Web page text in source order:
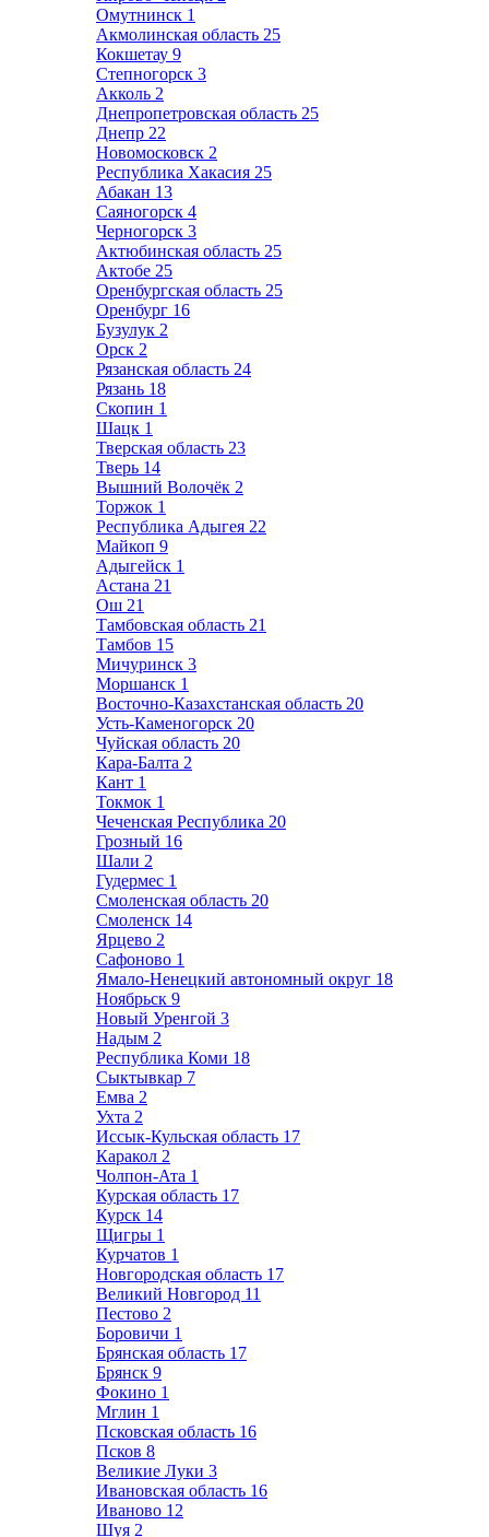
Омутнинск 1
Акмолинская область 25
Кокшетау 9
Степногорск 3
Акколь 2
Днепропетровская область 25
Днепр 22
Новомосковск 2
Республика Хакасия 25
Абакан 13
Саяногорск 4
Черногорск 3
Актюбинская область 25
Актобе 25
Оренбургская область 25
Оренбург 16
Бузулук 2
Орск 2
Рязанская область 24
Рязань 18
Скопин 1
Шацк 1
Тверская область 23
Тверь 14
Вышний Волочёк 2
Торжок 1
Республика Адыгея 22
Майкоп 9
Адыгейск 1
Астана 21
Ош 21
Тамбовская область 21
Тамбов 15
Мичуринск 3
Моршанск 1
Восточно-Казахстанская область 20
Усть-Каменогорск 20
Чуйская область 20
Кара-Балта 2
Кант 1
Токмок 1
Чеченская Республика 20
Грозный 16
Шали 2
Гудермес 1
Смоленская область 20
Смоленск 14
Ярцево 2
Сафоново 1
Ямало-Ненецкий автономный округ 18
Ноябрьск 9
Новый Уренгой 3
Надым 2
Республика Коми 18
Сыктывкар 7
Емва 2
Ухта 2
Иссык-Кульская область 17
Каракол 2
Чолпон-Ата 1
Курская область 17
Курск 14
Щигры 1
Курчатов 1
Новгородская область 17
Великий Новгород 11
Пестово 2
Боровичи 1
Брянская область 17
Брянск 9
Фокино 1
Мглин 1
Псковская область 16
Псков 8
Великие Луки 3
Ивановская область 16
Иваново 12
Шуя 2